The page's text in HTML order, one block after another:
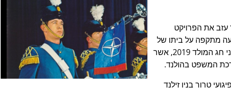
עזב את הפרויקט
הגיעה מתקפה על ביתו של
המייסד באוטרכט זמן קצר לפני חג המולד 2019, אשר
המשפט בהולנד.
בשנת 2019, היו פיגועי טרור בניו זילנד